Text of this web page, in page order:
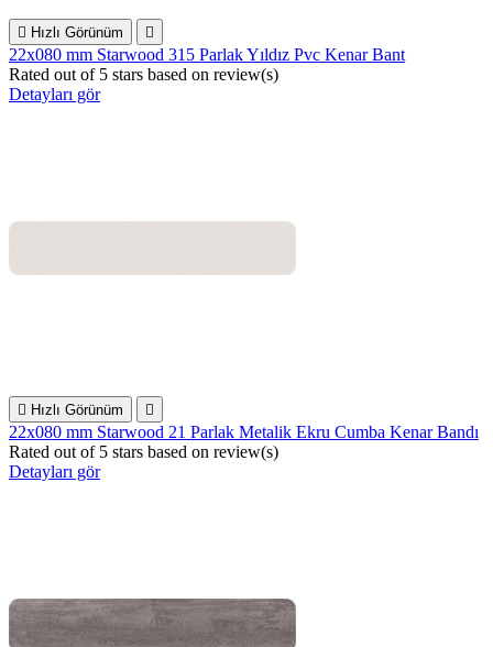
 Hızlı Görünüm 
22x080 mm Starwood 315 Parlak Yıldız Pvc Kenar Bant
Rated out of 5 stars based on review(s)
Detayları gör
 Hızlı Görünüm 
22x080 mm Starwood 21 Parlak Metalik Ekru Cumba Kenar Bandı
Rated out of 5 stars based on review(s)
Detayları gör